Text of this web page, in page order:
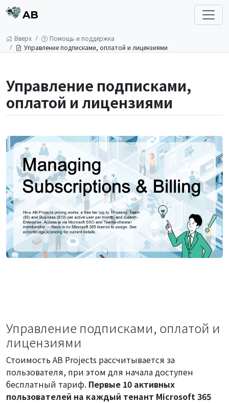
AB
Вверх
Помощь и поддержка
Управление подписками, оплатой и лицензиями
Управление подписками,
оплатой и лицензиями
Управление подписками, оплатой и
лицензиями
Стоимость AB Projects рассчитывается за
пользователя, при этом для начала доступен
бесплатный тариф. Первые 10 активных
пользователей на каждый тенант Microsoft 365